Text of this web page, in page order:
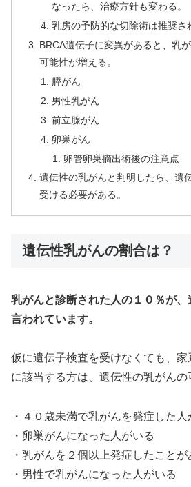
なったら、治療方針も変わる。
乳房の予防的な切除術は推奨さ
BRCA遺伝子に変異があると、乳
可能性が増える。
膵がん
男性乳がん
前立腺がん
卵巣がん
卵管卵巣摘出術後の注意点
遺伝性の乳がんと判明したら、遺
受ける必要がある。
遺伝性乳がんの割合は？
乳がんと診断された人の１０％が
言われています。
仮に遺伝子検査を受けなくても、
に該当する方は、遺伝性の乳がんの
・４０歳未満で乳がんを発症した人
・卵巣がんになった人がいる
・乳がんを２個以上発症したことが
・男性で乳がんになった人がいる